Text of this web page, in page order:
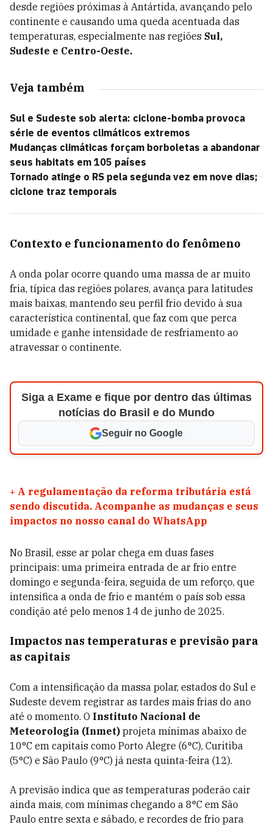
desde regiões próximas à Antártida, avançando pelo
continente e causando uma queda acentuada das
temperaturas, especialmente nas regiões Sul,
Sudeste e Centro-Oeste.
Veja também
Sul e Sudeste sob alerta: ciclone-bomba provoca
série de eventos climáticos extremos
Mudanças climáticas forçam borboletas a abandonar
seus habitats em 105 países
Tornado atinge o RS pela segunda vez em nove dias;
ciclone traz temporais
Contexto e funcionamento do fenômeno
A onda polar ocorre quando uma massa de ar muito
fria, típica das regiões polares, avança para latitudes
mais baixas, mantendo seu perfil frio devido à sua
característica continental, que faz com que perca
umidade e ganhe intensidade de resfriamento ao
atravessar o continente.
Siga a Exame e fique por dentro das últimas
notícias do Brasil e do Mundo
Seguir no Google
+ A regulamentação da reforma tributária está
sendo discutida. Acompanhe as mudanças e seus
impactos no nosso canal do WhatsApp
No Brasil, esse ar polar chega em duas fases
principais: uma primeira entrada de ar frio entre
domingo e segunda-feira, seguida de um reforço, que
intensifica a onda de frio e mantém o país sob essa
condição até pelo menos 14 de junho de 2025.
Impactos nas temperaturas e previsão para
as capitais
Com a intensificação da massa polar, estados do Sul e
Sudeste devem registrar as tardes mais frias do ano
até o momento. O Instituto Nacional de
Meteorologia (Inmet) projeta mínimas abaixo de
10°C em capitais como Porto Alegre (6°C), Curitiba
(5°C) e São Paulo (9°C) já nesta quinta-feira (12).
A previsão indica que as temperaturas poderão cair
ainda mais, com mínimas chegando a 8°C em São
Paulo entre sexta e sábado, e recordes de frio para